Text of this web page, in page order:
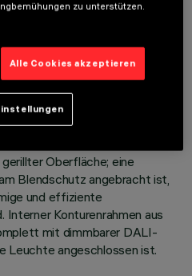
mit LED.
mit Anschlag-Konturenrahmen.
das spezifisch für eine
konzipiert ist.
Oberfläche; eine
Blendschutz angebracht ist,
und effiziente
Konturenrahmen aus
mit dimmbarer DALI-
Leuchte angeschlossen ist.
zu unterstützen.
Alle Cookies akzeptieren